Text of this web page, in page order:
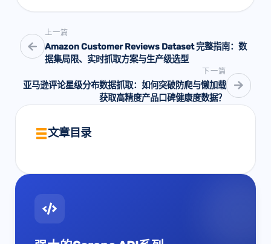
上一篇
Amazon Customer Reviews Dataset 完整指南：数
据集局限、实时抓取方案与生产级选型
下一篇
亚马逊评论星级分布数据抓取：如何突破防爬与懒加载
获取高精度产品口碑健康度数据？
文章目录